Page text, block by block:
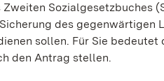
Sozialgesetzbuches
des gegenwärtigen
sollen. Für Sie bedeutet
den Antrag stellen.